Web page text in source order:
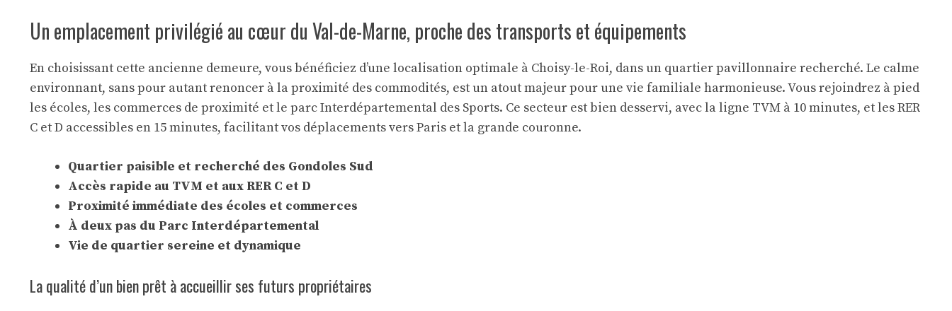
Un emplacement privilégié au cœur du Val-de-Marne, proche des transports et équipements
En choisissant cette ancienne demeure, vous bénéficiez d’une localisation optimale à Choisy-le-Roi, dans un quartier pavillonnaire recherché. Le calme
environnant, sans pour autant renoncer à la proximité des commodités, est un atout majeur pour une vie familiale harmonieuse. Vous rejoindrez à pied
les écoles, les commerces de proximité et le parc Interdépartemental des Sports. Ce secteur est bien desservi, avec la ligne TVM à 10 minutes, et les RER
C et D accessibles en 15 minutes, facilitant vos déplacements vers Paris et la grande couronne.
Quartier paisible et recherché des Gondoles Sud
Accès rapide au TVM et aux RER C et D
Proximité immédiate des écoles et commerces
À deux pas du Parc Interdépartemental
Vie de quartier sereine et dynamique
La qualité d’un bien prêt à accueillir ses futurs propriétaires